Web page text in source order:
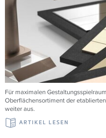
Für maximalen
Oberflächensortiment der
weiter aus.
ARTIKEL LESEN